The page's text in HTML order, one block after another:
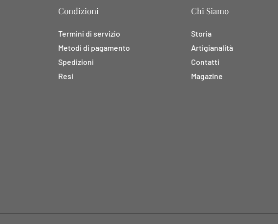
Condizioni
Termini di servizio
Metodi di pagamento
Spedizioni
Resi
Chi Siamo
Storia
Artigianalità
Contatti
Magazine